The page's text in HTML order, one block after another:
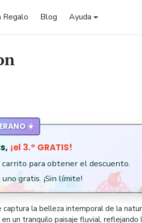
Regalo Blog Ayuda
☀️
¡el 3.º GRATIS!
para obtener el descuento.
gratis. ¡Sin límite!
captura la belleza intemporal de la
un tranquilo paisaje fluvial, reflejando